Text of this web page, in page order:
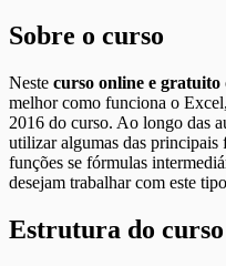
Sobre o curso
Neste curso online e gratuito
melhor como funciona o
2016 do curso. Ao longo das
utilizar algumas das principais
funções se fórmulas
desejam trabalhar com este
Estrutura do curso